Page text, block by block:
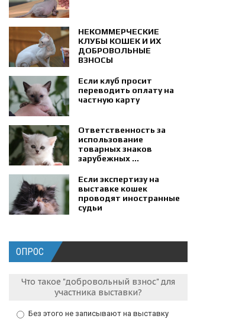
НЕКОММЕРЧЕСКИЕ
КЛУБЫ КОШЕК И ИХ
ДОБРОВОЛЬНЫЕ
ВЗНОСЫ
Если клуб просит
переводить оплату на
частную карту
Ответственность за
использование
товарных знаков
зарубежных ...
Если экспертизу на
выставке кошек
проводят иностранные
судьи
ОПРОС
Что такое "добровольный взнос" для
участника выставки?
Без этого не записывают на выставку